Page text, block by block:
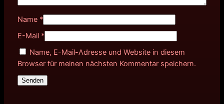
Name *
E-Mail *
Name, E-Mail-Adresse und Website in diesem
Browser für meinen nächsten Kommentar speichern.